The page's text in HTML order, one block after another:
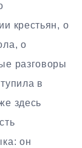
крестьян, о
о
разговоры
в
здесь
он